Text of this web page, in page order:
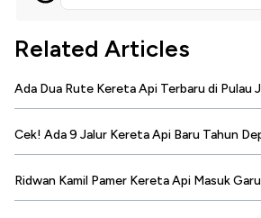
Related Articles
Ada Dua Rute Kereta Api Terbaru di Pulau
Cek! Ada 9 Jalur Kereta Api Baru Tahun
Ridwan Kamil Pamer Kereta Api Masuk